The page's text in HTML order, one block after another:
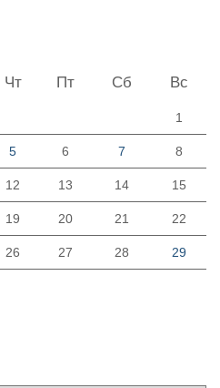
Чт Пт Сб Вс
1
5 6 7 8
12 13 14 15
19 20 21 22
26 27 28 29